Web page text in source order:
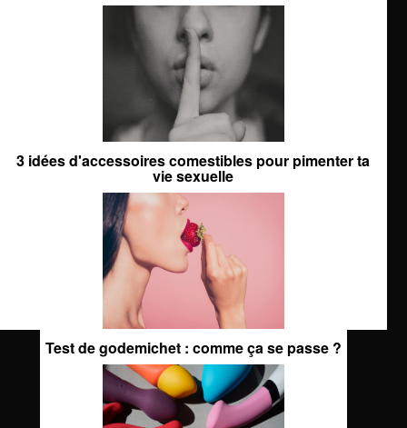
3 idées d'accessoires comestibles pour pimenter ta
vie sexuelle
Test de godemichet : comme ça se passe ?